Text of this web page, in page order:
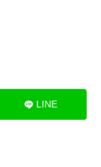
LINE